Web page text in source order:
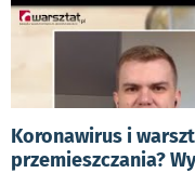
Koronawirus i
przemieszczania?